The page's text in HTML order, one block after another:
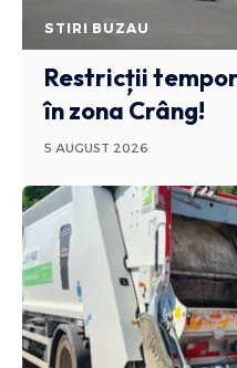
STIRI BUZAU
Restricții
în zona Crâng!
5 AUGUST 2026